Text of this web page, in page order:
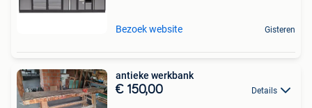
Bezoek website Gisteren
antieke werkbank
€ 150,00 Details